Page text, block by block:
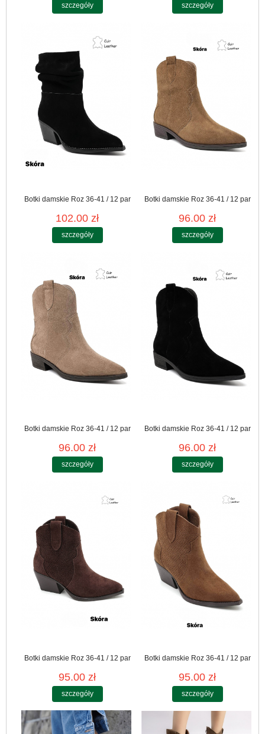
szczegóły szczegóły
Botki damskie Roz 36-41 / 12 par
102.00 zł
szczegóły
Botki damskie Roz 36-41 / 12 par
96.00 zł
szczegóły
Botki damskie Roz 36-41 / 12 par
96.00 zł
szczegóły
Botki damskie Roz 36-41 / 12 par
96.00 zł
szczegóły
Botki damskie Roz 36-41 / 12 par
95.00 zł
szczegóły
Botki damskie Roz 36-41 / 12 par
95.00 zł
szczegóły